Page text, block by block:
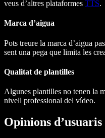
veus d’altres plataformes TTS.
Marca d’aigua
Pots treure la marca d’aigua
sent una pega que limita les
Qualitat de plantilles
Algunes plantilles no tenen la
nivell professional del vídeo.
Opinions